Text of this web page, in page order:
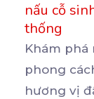
nấu cỗ
thống
Khám phá
phong
hương vị